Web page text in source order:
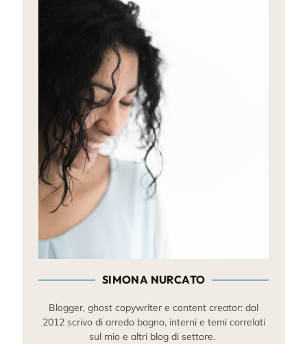
SIMONA NURCATO
Blogger, ghost copywriter e content creator: dal
2012 scrivo di arredo bagno, interni e temi correlati
sul mio e altri blog di settore.